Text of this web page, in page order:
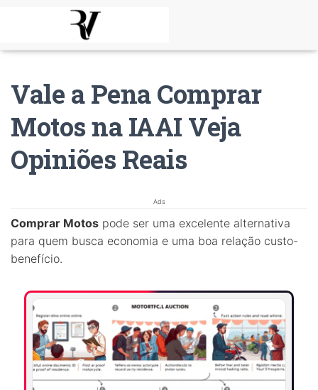
Vale a Pena Comprar
Motos na IAAI Veja
Opiniões Reais
Ads
Comprar Motos pode ser uma excelente alternativa
para quem busca economia e uma boa relação custo-
benefício.